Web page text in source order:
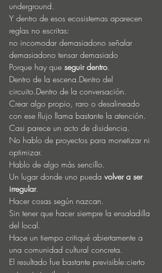
underground.
Y dentro de esos ecosistemas aparecen
reglas no escritas:
no incomodar demasiadono señalar
demasiadono tensar demasiado
Porque hay que seguir dentro.
Dentro de la escena.Dentro del
circuito.Dentro de la conversación.
Crear algo propio, raro o desalineado
con ese flujo llama bastante la atención.
Casi parece un acto de disidencia.
No hablo de proyectos para monetizar ni
optimizar.
Hablo de algo más sencillo.
Un lugar donde uno pueda volver a ser
irregular.
Hacer cosas según nazcan.
Sin tener que hacer siempre la ensaladilla
del local.
Hace un tiempo critiqué abiertamente a
una comunidad cultural concreta.
El resultado fue bastante previsible:cierto